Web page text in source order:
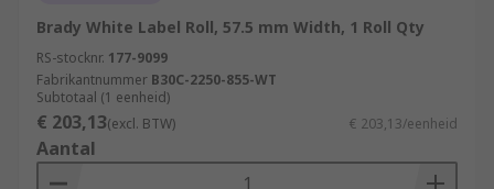
Brady White Label Roll, 57.5 mm Width, 1 Roll Qty
RS-stocknr. 177-9099
Fabrikantnummer B30C-2250-855-WT
Subtotaal (1 eenheid)
€ 203,13(excl. BTW) € 203,13/eenheid
Aantal